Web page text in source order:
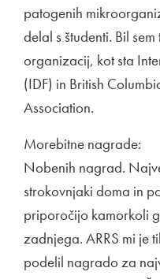
patogenih
delal s študenti. Bil
organizacij, kot sta
(IDF) in British
Association.
Morebitne nagrade:
Nobenih nagrad.
strokovnjaki doma in
priporočijo kamorkoli
zadnjega. ARRS mi je
podelil nagrado za